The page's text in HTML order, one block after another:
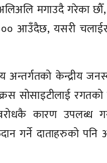
मगाउदै गरेका
आउँदैछ, यसरी
अन्तर्गतको केन्द्रीय
सोसाइटीलाई रगतको
कारण उपलब्ध
गर्ने दाताहरुको पनि